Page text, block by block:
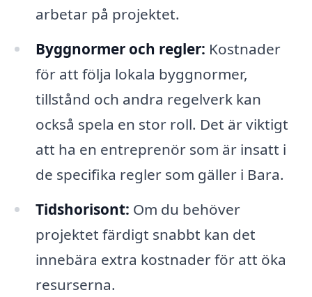
arbetar på projektet.
Byggnormer och regler: Kostnader
för att följa lokala byggnormer,
tillstånd och andra regelverk kan
också spela en stor roll. Det är viktigt
att ha en entreprenör som är insatt i
de specifika regler som gäller i Bara.
Tidshorisont: Om du behöver
projektet färdigt snabbt kan det
innebära extra kostnader för att öka
resurserna.